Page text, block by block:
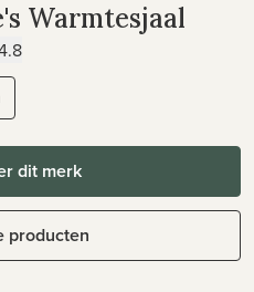
Warmtesjaal
dit merk
producten